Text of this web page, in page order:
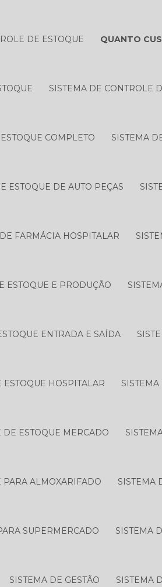
DE ESTOQUE QUANTO
SISTEMA DE CONTROLE
COMPLETO SISTEMA
ESTOQUE DE AUTO PEÇAS
FARMÁCIA HOSPITALAR
ESTOQUE E PRODUÇÃO
ENTRADA E SAÍDA
HOSPITALAR
ESTOQUE MERCADO
PARA ALMOXARIFADO SISTEMA
SUPERMERCADO SISTEMA
SISTEMA DE GESTÃO SISTEMA